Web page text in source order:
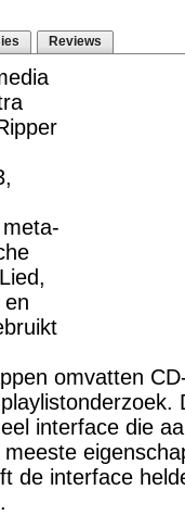
Reviews
omvatten
interface die
de interface